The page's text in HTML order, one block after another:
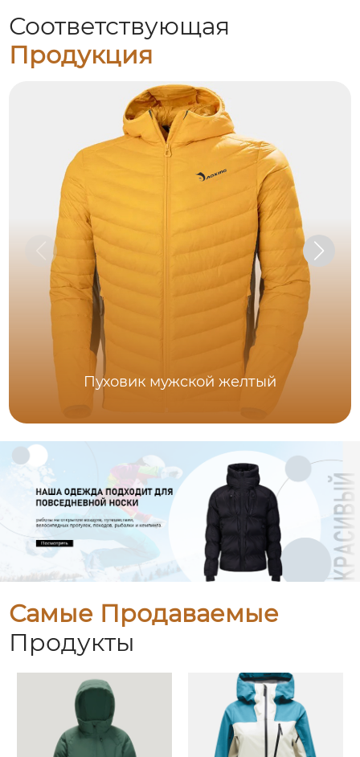
Соответствующая
Продукция
Пуховик мужской желтый
Самые Продаваемые
Продукты